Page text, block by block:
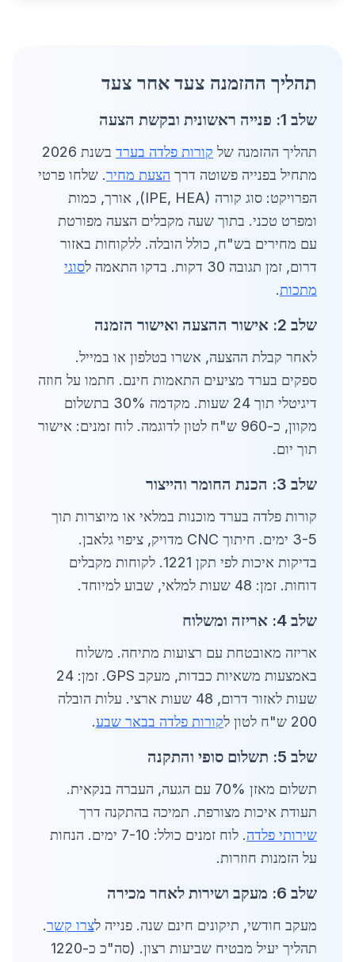
תהליך ההזמנה צעד אחר צעד
שלב 1: פנייה ראשונית ובקשת הצעה
תהליך ההזמנה של קורות פלדה בערד
בשנת 2026
מתחיל בפנייה פשוטה דרך הצעת מחיר. שלחו פרטי
הפרויקט: סוג קורה (IPE, HEA), אורך, כמות
ומפרט טכני. בתוך שעה מקבלים הצעה מפורטת
עם מחירים בש"ח, כולל הובלה. ללקוחות באזור
דרום, זמן תגובה 30 דקות. בדקו התאמה ל
סוגי
מתכות.
שלב 2: אישור ההצעה ואישור הזמנה
לאחר קבלת ההצעה, אשרו בטלפון או במייל.
ספקים בערד מציעים התאמות חינם. חתמו על חוזה
דיגיטלי תוך 24 שעות. מקדמה 30% בתשלום
מקוון, כ-960 ש"ח לטון לדוגמה. לוח זמנים: אישור
תוך יום.
שלב 3: הכנת החומר והייצור
קורות פלדה בערד מוכנות במלאי או מיוצרות תוך
3-5 ימים. חיתוך CNC מדויק, ציפוי גלאבן.
בדיקות איכות לפי תקן 1221. לקוחות מקבלים
דוחות. זמן: 48 שעות למלאי, שבוע למיוחד.
שלב 4: אריזה ומשלוח
אריזה מאובטחת עם רצועות מתיחה. משלוח
באמצעות משאיות כבדות, מעקב GPS. זמן: 24
שעות לאזור דרום, 48 שעות ארצי. עלות הובלה
200 ש"ח לטון ל
קורות פלדה בבאר שבע.
שלב 5: תשלום סופי והתקנה
תשלום מאזן 70% עם הגעה, העברה בנקאית.
תעודת איכות מצורפת. תמיכה בהתקנה דרך
שירותי פלדה
. לוח זמנים כולל: 7-10 ימים. הנחות
על הזמנות חוזרות.
שלב 6: מעקב ושירות לאחר מכירה
מעקב חודשי, תיקונים חינם שנה. פנייה לצרו קשר.
תהליך יעיל מבטיח שביעות רצון. (סה"כ כ-1220